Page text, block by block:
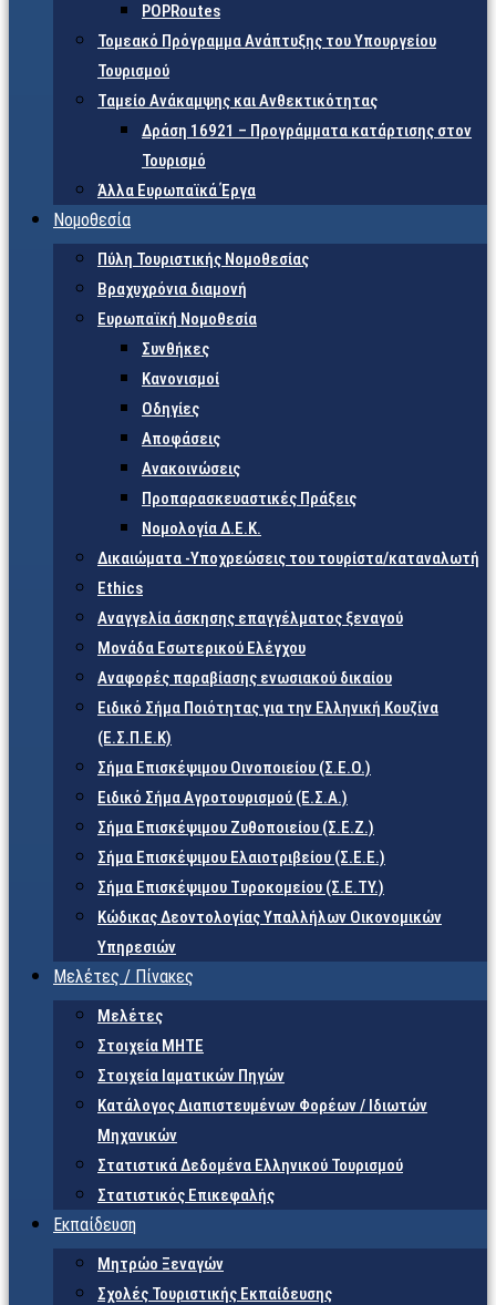
POPRoutes
Τομεακό Πρόγραμμα Ανάπτυξης του Υπουργείου
Τουρισμού
Ταμείο Ανάκαμψης και Ανθεκτικότητας
Δράση 16921 – Προγράμματα κατάρτισης στον
Τουρισμό
Άλλα Ευρωπαϊκά Έργα
Νομοθεσία
Πύλη Τουριστικής Νομοθεσίας
Βραχυχρόνια διαμονή
Ευρωπαϊκή Νομοθεσία
Συνθήκες
Κανονισμοί
Οδηγίες
Αποφάσεις
Ανακοινώσεις
Προπαρασκευαστικές Πράξεις
Νομολογία Δ.Ε.Κ.
Δικαιώματα -Υποχρεώσεις του τουρίστα/καταναλωτή
Ethics
Αναγγελία άσκησης επαγγέλματος ξεναγού
Μονάδα Εσωτερικού Ελέγχου
Αναφορές παραβίασης ενωσιακού δικαίου
Ειδικό Σήμα Ποιότητας για την Ελληνική Κουζίνα
(Ε.Σ.Π.Ε.Κ)
Σήμα Επισκέψιμου Οινοποιείου (Σ.Ε.Ο.)
Ειδικό Σήμα Αγροτουρισμού (Ε.Σ.Α.)
Σήμα Επισκέψιμου Ζυθοποιείου (Σ.Ε.Ζ.)
Σήμα Επισκέψιμου Ελαιοτριβείου (Σ.Ε.Ε.)
Σήμα Επισκέψιμου Τυροκομείου (Σ.Ε.TY.)
Κώδικας Δεοντολογίας Υπαλλήλων Οικονομικών
Υπηρεσιών
Μελέτες / Πίνακες
Μελέτες
Στοιχεία ΜΗΤΕ
Στοιχεία Ιαματικών Πηγών
Κατάλογος Διαπιστευμένων Φορέων / Ιδιωτών
Μηχανικών
Στατιστικά Δεδομένα Ελληνικού Τουρισμού
Στατιστικός Επικεφαλής
Εκπαίδευση
Μητρώο Ξεναγών
Σχολές Τουριστικής Εκπαίδευσης